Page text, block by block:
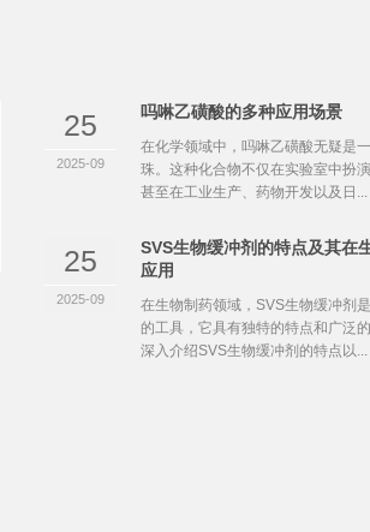
25
2025-09
吗啉乙磺酸的多种应用场景
在化学领域中，吗啉乙磺酸无疑是
珠。这种化合物不仅在实验室中扮
甚至在工业生产、药物开发以及日...
25
2025-09
SVS生物缓冲剂的特点及其在
应用
在生物制药领域，SVS生物缓冲剂
的工具，它具有独特的特点和广泛
深入介绍SVS生物缓冲剂的特点以...